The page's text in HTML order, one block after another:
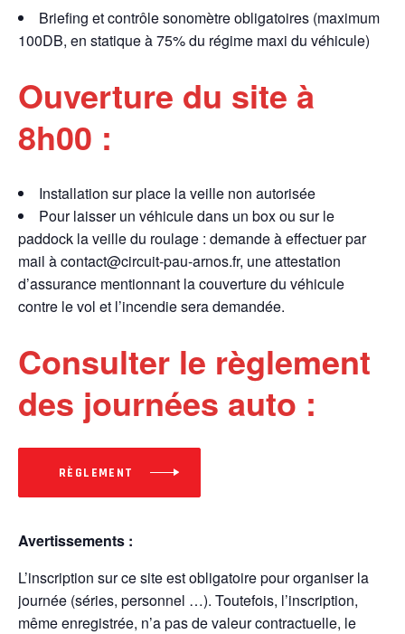
Briefing et contrôle sonomètre obligatoires (maximum
100DB, en statique à 75% du régime maxi du véhicule)
Ouverture du site à
8h00 :
Installation sur place la veille non autorisée
Pour laisser un véhicule dans un box ou sur le
paddock la veille du roulage : demande à effectuer par
mail à contact@circuit-pau-arnos.fr, une attestation
d’assurance mentionnant la couverture du véhicule
contre le vol et l’incendie sera demandée.
Consulter le règlement
des journées auto :
RÈGLEMENT
Avertissements :
L’inscription sur ce site est obligatoire pour organiser la
journée (séries, personnel …). Toutefois, l’inscription,
même enregistrée, n’a pas de valeur contractuelle, le